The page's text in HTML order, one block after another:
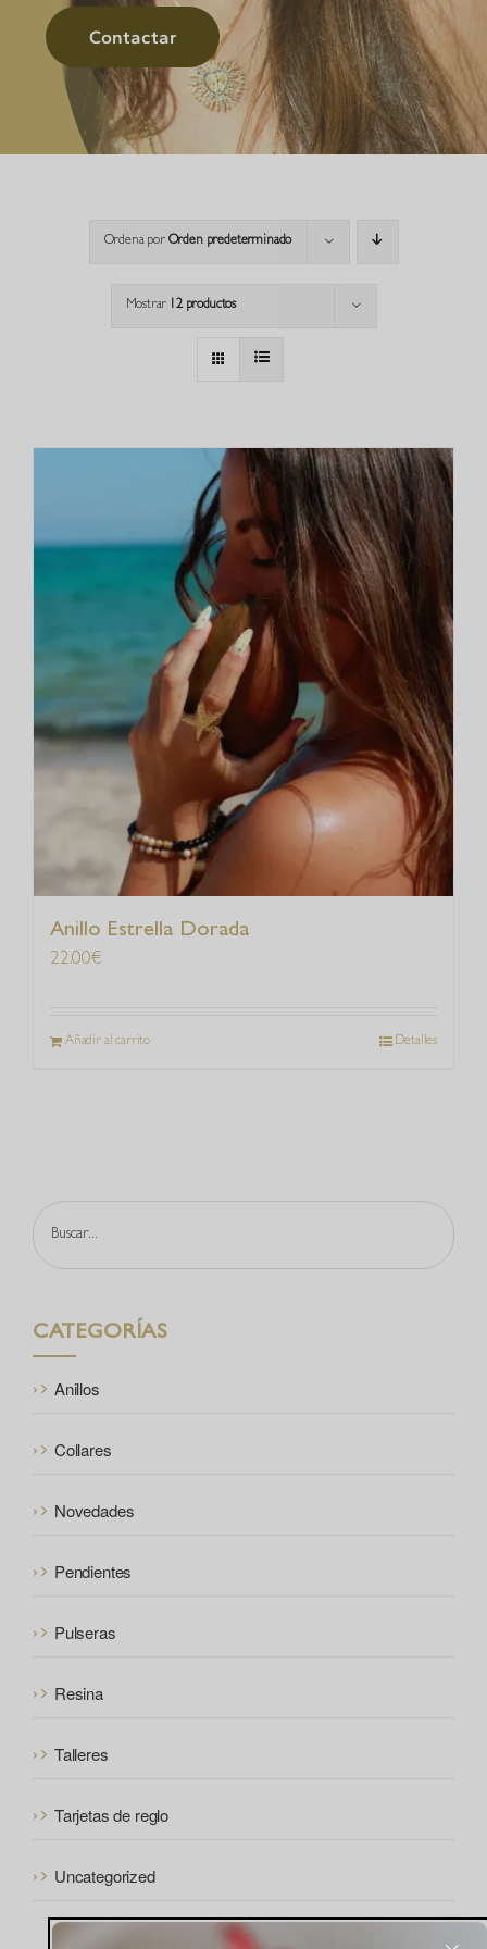
Contactar
Ordena por Orden predeterminado
Mostrar 12 productos
Anillo Estrella Dorada
22.00€
Añadir al carrito Detalles
Buscar
CATEGORÍAS
Anillos
Collares
Novedades
Pendientes
Pulseras
Resina
Talleres
Tarjetas de reglo
Uncategorized